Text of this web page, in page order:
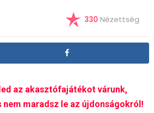
330 Nézettség
az akasztófajátékot várunk,
nem maradsz le az újdonságokról!